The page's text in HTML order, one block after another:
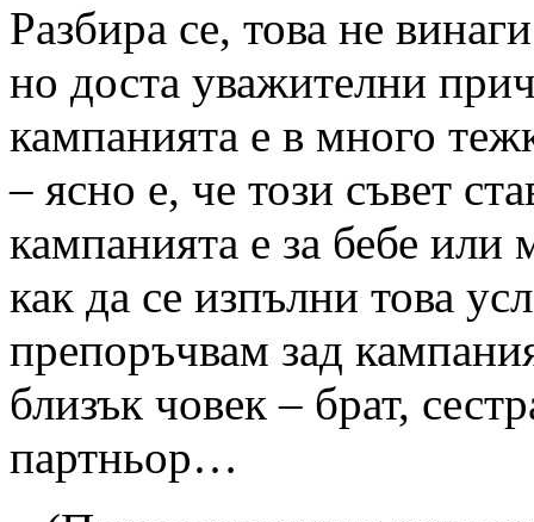
Разбира се, това не
но доста уважителни
кампанията е в много
– ясно е, че този съвет
кампанията е за бебе
как да се изпълни това
препоръчвам зад
близък човек – брат,
партньор…